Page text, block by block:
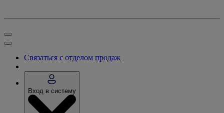
Связаться с отделом продаж
Вход в систему